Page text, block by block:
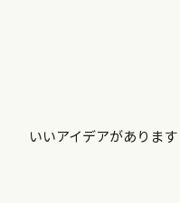
いいアイデアがあります